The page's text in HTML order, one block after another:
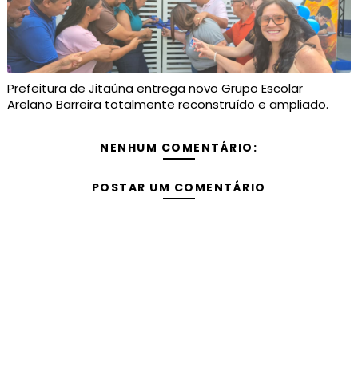
Prefeitura de Jitaúna entrega novo Grupo Escolar
Arelano Barreira totalmente reconstruído e ampliado.
NENHUM COMENTÁRIO:
POSTAR UM COMENTÁRIO